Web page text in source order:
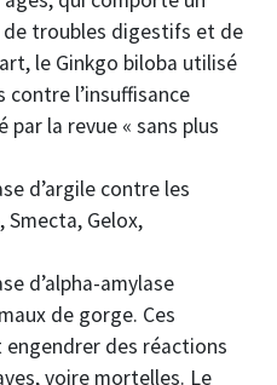
de troubles digestifs et de
le Ginkgo biloba utilisé
contre l’insuffisance
la revue « sans plus
d’argile contre les
Gelox,
d’alpha-amylase
de gorge. Ces
des réactions
voire mortelles. Le